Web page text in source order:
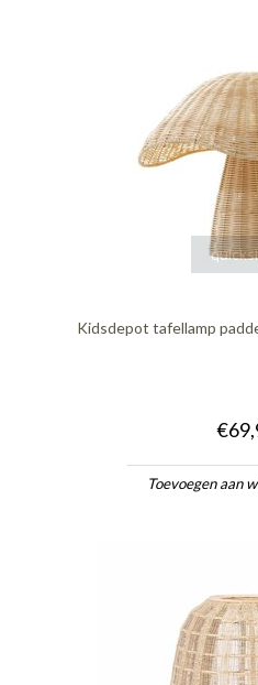
Kidsdepot tafellamp
Toevoegen aan